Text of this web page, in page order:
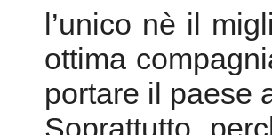
l’unico nè il
ottima
portare il paese
Soprattutto